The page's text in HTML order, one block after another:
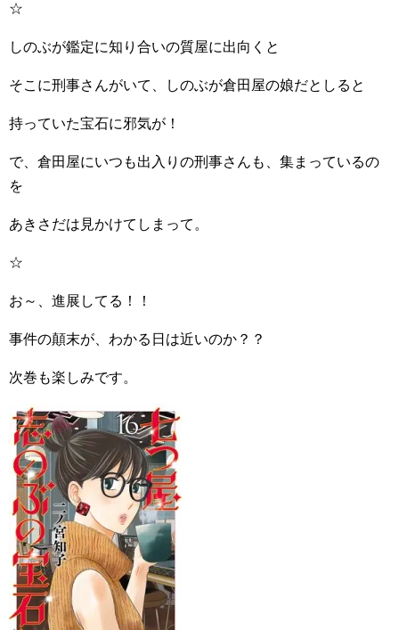
☆
しのぶが鑑定に知り合いの質屋に出向くと
そこに刑事さんがいて、しのぶが倉田屋の娘だとしると
持っていた宝石に邪気が！
で、倉田屋にいつも出入りの刑事さんも、集まっているの
を
あきさだは見かけてしまって。
☆
お～、進展してる！！
事件の顛末が、わかる日は近いのか？？
次巻も楽しみです。